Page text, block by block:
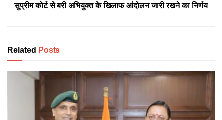
सुप्रीम कोर्ट से बरी अभियुक्त के खिलाफ आंदोलन जारी रखने का निर्णय
Related Posts